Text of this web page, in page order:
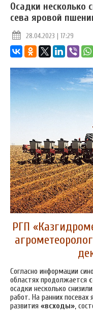
Осадки несколько
сева яровой
28.04.2023 | 17:29
РГП
Согласно информации
областях продолжается
осадки несколько
работ. На ранних
развития «всходы»,